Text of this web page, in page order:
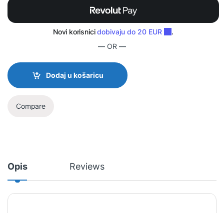
— OR —
Dodaj u košaricu
Compare
Opis Reviews